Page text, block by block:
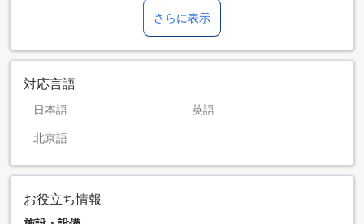
さらに表示
対応言語
日本語 英語
北京語
お役立ち情報